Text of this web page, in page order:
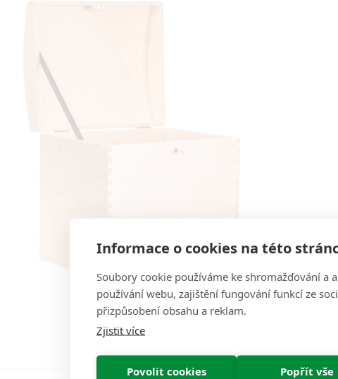
Informace o cookies na této
Soubory cookie používáme ke shromažďování a
používání webu, zajištění fungování funkcí ze
přizpůsobení obsahu a reklam.
Zjistit více
Povolit cookies Popřít vše